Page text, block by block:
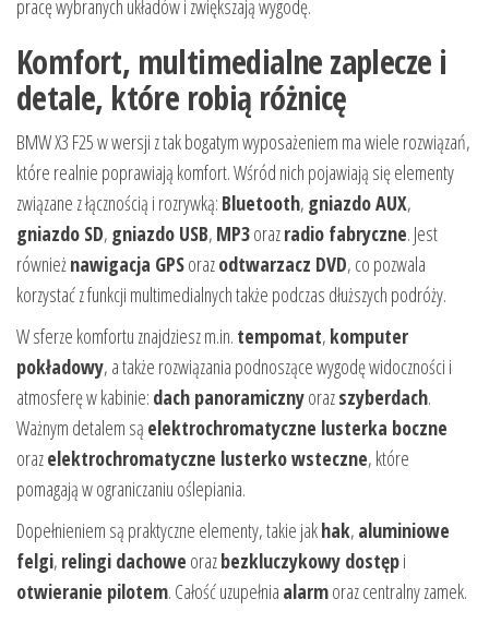
pracę wybranych układów i zwiększają wygodę.
Komfort, multimedialne zaplecze i
detale, które robią różnicę
BMW X3 F25 w wersji z tak bogatym wyposażeniem ma wiele rozwiązań,
które realnie poprawiają komfort. Wśród nich pojawiają się elementy
związane z łącznością i rozrywką: Bluetooth, gniazdo AUX,
gniazdo SD, gniazdo USB, MP3orazradio fabryczne. Jest
równieżnawigacja GPSorazodtwarzacz DVD, co pozwala
korzystać z funkcji multimedialnych także podczas dłuższych podróży.
W sferze komfortu znajdziesz m.in. tempomat, komputer
pokładowy, a także rozwiązania podnoszące wygodę widoczności i
atmosferę w kabinie: dach panoramicznyorazszyberdach.
Ważnym detalem są elektrochromatyczne lusterka boczne
orazelektrochromatyczne lusterko wsteczne, które
pomagają w ograniczaniu oślepiania.
Dopełnieniem są praktyczne elementy, takie jakhak, aluminiowe
felgi, relingi dachowe orazbezkluczykowy dostępi
otwieranie pilotem. Całość uzupełnia alarmoraz centralny zamek.